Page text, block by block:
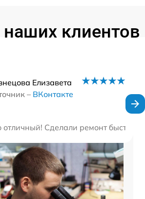
клиентов
Елизавета
– ВКонтакте
отличный! Сделали ремонт быстро
мастера